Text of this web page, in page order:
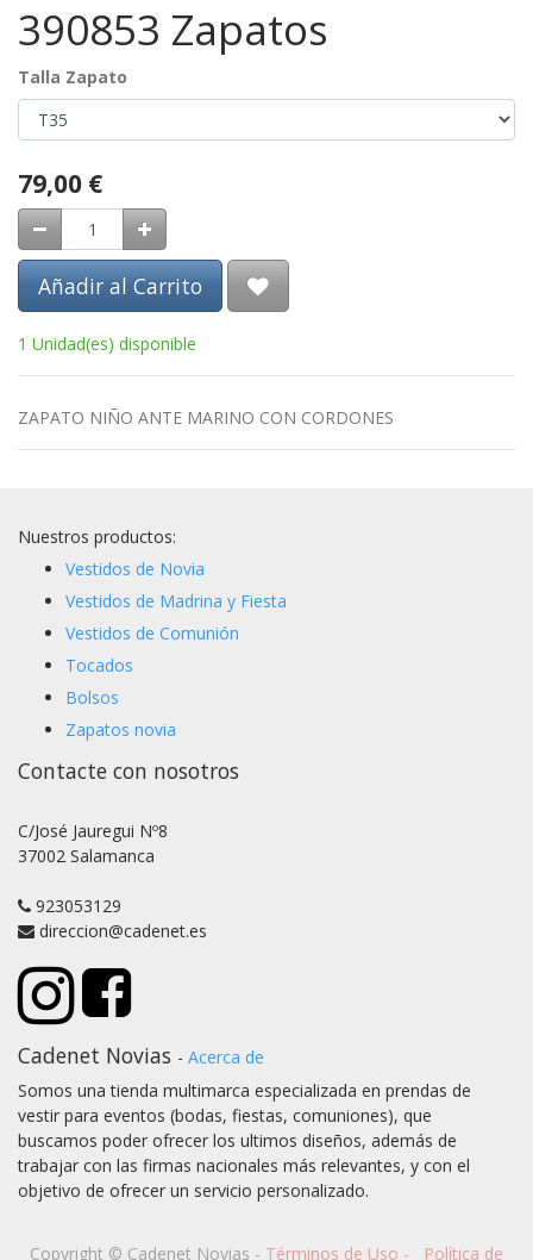
390853 Zapatos
Talla Zapato
79,00 €
Añadir al Carrito
1 Unidad(es) disponible
ZAPATO NIÑO ANTE MARINO CON CORDONES
Nuestros productos:
Vestidos de Novia
Vestidos de Madrina y Fiesta
Vestidos de Comunión
Tocados
Bolsos
Zapatos novia
Contacte con nosotros
C/José Jauregui Nº8
37002 Salamanca
923053129
direccion@cadenet.es
Cadenet Novias - Acerca de
Somos una tienda multimarca especializada en prendas de
vestir para eventos (bodas, fiestas, comuniones), que
buscamos poder ofrecer los ultimos diseños, además de
trabajar con las firmas nacionales más relevantes, y con el
objetivo de ofrecer un servicio personalizado.
Copyright © Cadenet Novias - Términos de Uso - Política de